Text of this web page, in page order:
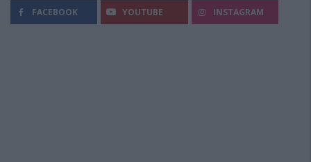
FACEBOOK YOUTUBE INSTAGRAM